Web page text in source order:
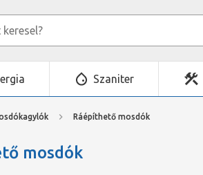
Szaniter
Ráépíthető mosdók
mosdók